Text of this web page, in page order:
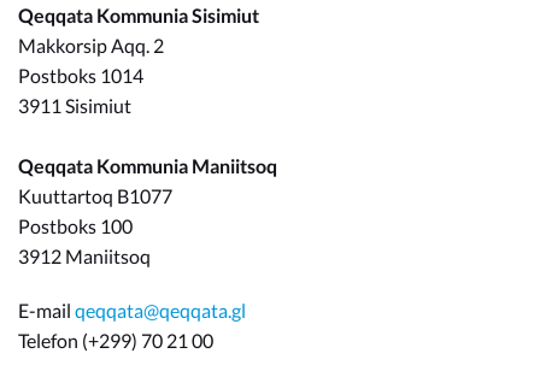
Qeqqata Kommunia Sisimiut
Makkorsip Aqq. 2
Postboks 1014
3911 Sisimiut
Qeqqata Kommunia Maniitsoq
Kuuttartoq B1077
Postboks 100
3912 Maniitsoq
E-mail qeqqata@qeqqata.gl
Telefon (+299) 70 21 00